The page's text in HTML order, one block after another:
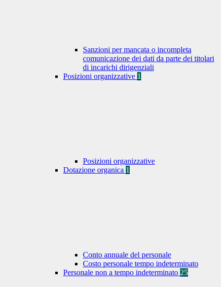
Sanzioni per mancata o incompleta
comunicazione dei dati da parte dei titolari
di incarichi dirigenziali
Posizioni organizzative 1
Posizioni organizzative
Dotazione organica 1
Conto annuale del personale
Costo personale tempo indeterminato
Personale non a tempo indeterminato 25